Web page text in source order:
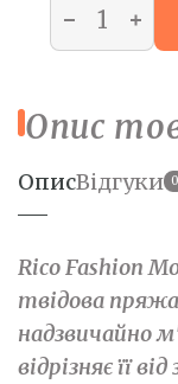
Опис
ОписВідгуки 0
Rico Fashion
твідова
надзвичайно
відрізняє її